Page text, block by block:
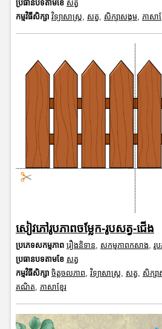
ប្រធានបទតាមខែ សត្វ
កម្មវិធីសិក្សា វិទ្យាសាស្រ្ត សត្វ សិក្សាសង្គម, ភាសាខ្
សៀវភៅរូបភាពចម្លែក-រូបសត្វ-ជើង
ប្រភេទសកម្មភាព រឿងនិទាន សកម្មភាពកសាង រូ
ប្រធានបទតាមខែ សត្វ
កម្មវិធីសិក្សា ចិត្តចលភាព វិទ្យាសាស្រ្ត សត្វ សិក្សា
គណិត ភាសាខ្មែរ